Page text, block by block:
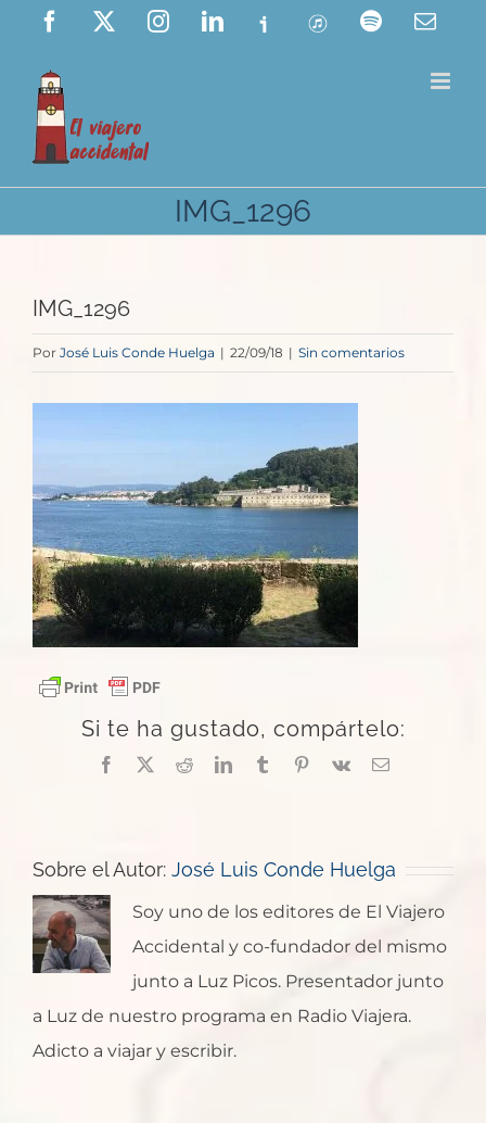
Saltar
contenido
Facebook InstagramLinkedIn
Ivoox ITunes Spotify
IMG_1296
IMG_1296
Por José Luis Conde Huelga | 22/09/18 | Sin comentarios
Si te ha gustado, compártelo:
Facebook
X RedditLinkedInTumblrPinterest
Vk
Correo
Sobre el Autor: José Luis Conde Huelga
Soy uno de los editores de El Viajero
Accidental y co-fundador del mismo
junto a Luz Picos. Presentador junto
a Luz de nuestro programa en Radio Viajera.
Adicto a viajar y escribir.